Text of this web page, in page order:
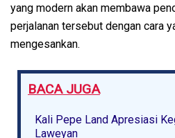
yang modern akan membawa
perjalanan tersebut dengan cara
mengesankan.
BACA JUGA
Kali Pepe Land Apresiasi
Laweyan